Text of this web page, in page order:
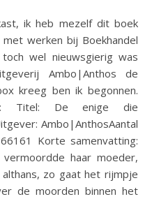
werken bij Boekhandel
wel nieuwsgierig was
Ambo|Anthos de
kreeg ben ik begonnen.
Titel: De enige die
Ambo|AnthosAantal
Korte samenvatting:
haar moeder,
zo gaat het rijmpje
de moorden binnen het